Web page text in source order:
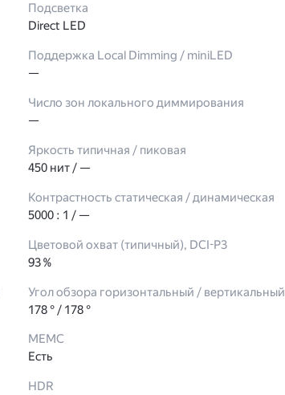
Подсветка
Direct LED
Поддержка Local Dimming / miniLED
—
Число зон локального диммирования
—
Яркость типичная / пиковая
450 нит / —
Контрастность статическая / динамическая
5000 : 1 / —
Цветовой охват (типичный), DCI-P3
93 %
Угол обзора горизонтальный / вертикальный
178 ° / 178 °
МЕМС
Есть
HDR